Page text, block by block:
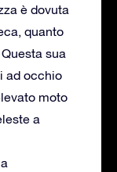
è dovuta
quanto
sua
ad occhio
moto
a